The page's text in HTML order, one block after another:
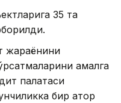
35 та
жараёнини
амалга
палатаси
бир қатор